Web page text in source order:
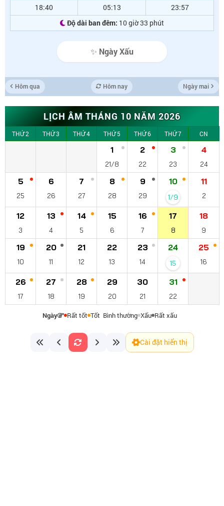
18:40
05:13
23:57
Độ dài ban đêm: 10 giờ 33 phút
✨ Ngày Xấu
Hôm qua Hôm nay Ngày mai
LỊCH ÂM THÁNG 10 NĂM 2026
THỨ 2 THỨ 3 THỨ 4 THỨ 5 THỨ 6 THỨ 7 CN
1
21/8
2
22
3
23
4
24
5
25
6
26
7
27
8
28
9
29
10
1/9
11
2
12
3
13
4
14
5
15
6
16
7
17
8
18
9
19
10
20
11
21
12
22
13
23
14
24
15
25
16
26
17
27
18
28
19
29
20
30
21
31
22
Ngày Rất tốt Tốt Bình thường Xấu Rất xấu
Cài đặt hiển thị